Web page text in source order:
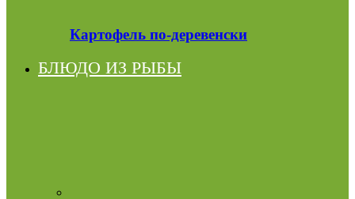
Картофель по-деревенски
БЛЮДО ИЗ РЫБЫ